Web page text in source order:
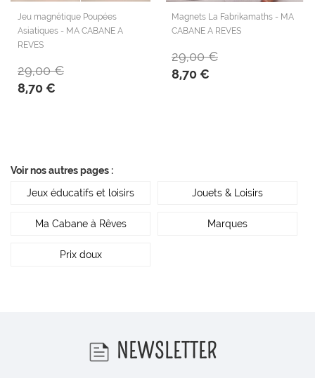
Jeu magnétique Poupées
Asiatiques - MA CABANE A
REVES
8,70 €
29,00 €
Magnets La Fabrikamaths - MA
CABANE A REVES
8,70 €
29,00 €
Voir nos autres pages :
Jeux éducatifs et loisirs
Jouets & Loisirs
Ma Cabane à Rêves Marques
Prix doux
NEWSLETTER